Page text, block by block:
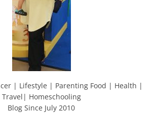
| Lifestyle | Parenting Food | Health |
Travel| Homeschooling
Blog Since July 2010